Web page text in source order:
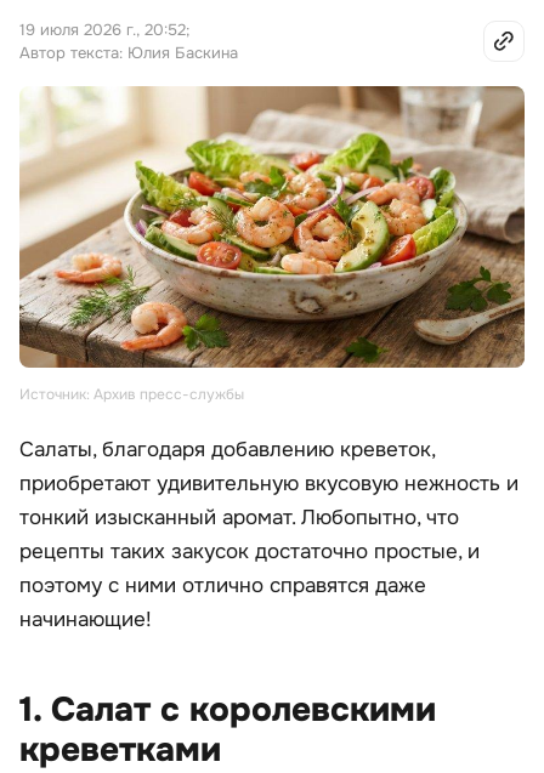
19 июля 2026 г., 20:52;
Автор текста: Юлия Баскина
Источник: Архив пресс-службы
Салаты, благодаря добавлению креветок,
приобретают удивительную вкусовую нежность и
тонкий изысканный аромат. Любопытно, что
рецепты таких закусок достаточно простые, и
поэтому с ними отлично справятся даже
начинающие!
1. Салат с королевскими
креветками